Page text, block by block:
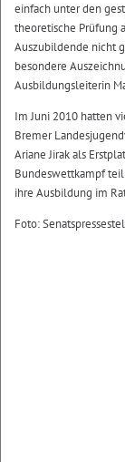
einfach unter den
theoretische Prüfung
Auszubildende nicht
besondere
Ausbildungsleiterin
Im Juni 2010 hatten
Bremer
Ariane Jirak als
Bundeswettkampf
ihre Ausbildung im
Foto: